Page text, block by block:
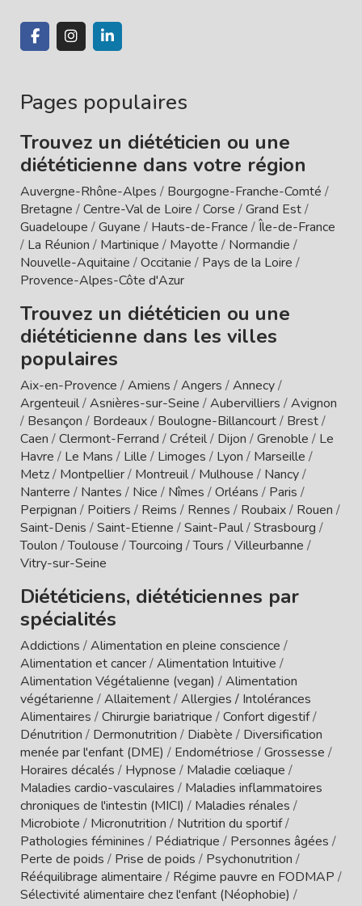
Pages populaires
Trouvez un diététicien ou une
diététicienne dans votre région
Auvergne-Rhône-Alpes / Bourgogne-Franche-Comté /
Bretagne /Centre-Val de Loire /Corse /Grand Est/
Guadeloupe /Guyane / Hauts-de-France /Île-de-France
/ La Réunion / Martinique / Mayotte / Normandie /
Nouvelle-Aquitaine /Occitanie / Pays de la Loire /
Provence-Alpes-Côte d'Azur
Trouvez un diététicien ou une
diététicienne dans les villes
populaires
Aix-en-Provence /Amiens /Angers /Annecy/
Argenteuil/Asnières-sur-Seine /Aubervilliers /Avignon
/ Besançon / Bordeaux/ Boulogne-Billancourt/ Brest/
Caen /Clermont-Ferrand /Créteil/ Dijon /Grenoble / Le
Havre / Le Mans / Lille / Limoges / Lyon / Marseille /
Metz/ Montpellier/ Montreuil/ Mulhouse / Nancy/
Nanterre / Nantes / Nice / Nîmes /Orléans / Paris /
Perpignan / Poitiers / Reims / Rennes / Roubaix/ Rouen /
Saint-Denis /Saint-Etienne /Saint-Paul/Strasbourg /
Toulon /Toulouse /Tourcoing /Tours /Villeurbanne /
Vitry-sur-Seine
Diététiciens, diététiciennes par
spécialités
Addictions /Alimentation en pleine conscience /
Alimentation et cancer/Alimentation Intuitive /
Alimentation Végétalienne (vegan) /Alimentation
végétarienne /Allaitement/Allergies / Intolérances
Alimentaires /Chirurgie bariatrique /Confort digestif/
Dénutrition / Dermonutrition / Diabète / Diversification
menée par l'enfant (DME) / Endométriose /Grossesse /
Horaires décalés / Hypnose / Maladie cœliaque /
Maladies cardio-vasculaires / Maladies inflammatoires
chroniques de l'intestin (MICI) / Maladies rénales /
Microbiote / Micronutrition / Nutrition du sportif/
Pathologies féminines / Pédiatrique / Personnes âgées /
Perte de poids / Prise de poids / Psychonutrition /
Rééquilibrage alimentaire / Régime pauvre en FODMAP /
Sélectivité alimentaire chez l'enfant (Néophobie) /